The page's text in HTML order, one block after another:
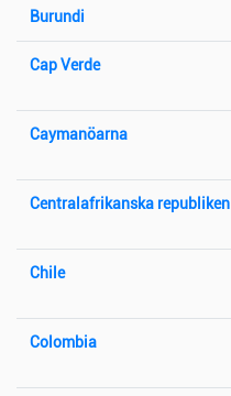
Burundi
Cap Verde
Caymanöarna
Centralafrikanska republiken
Chile
Colombia